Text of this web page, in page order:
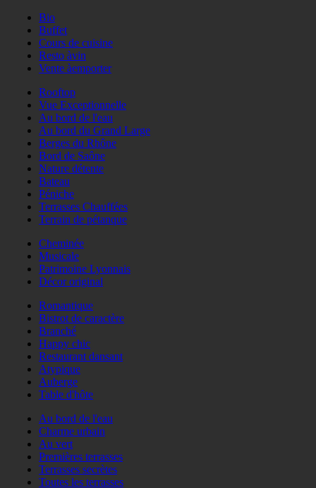
Bio
Buffet
Cours de cuisine
Resto àvin
Vente àemporter
Rooftop
Vue Exceptionnelle
Au bord de l'eau
Au bord du Grand Large
Berges du Rhône
Bord de Saône
Nature détente
Bateau
Péniche
Terrasses Chauffées
Terrain de pétanque
Cheminée
Musicale
Patrimoine Lyonnais
Décor original
Romantique
Bistrot de caractère
Branché
Happy chic
Restaurant dansant
Atypique
Auberge
Table d'hôte
Au bord de l'eau
Charme urbain
Au vert
Premières terrasses
Terrasses secrètes
Toutes les terrasses